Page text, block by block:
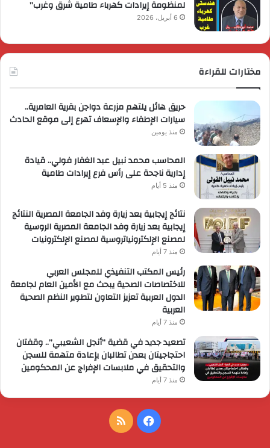
لمنظومة إيرادات كهرباء طامية شرق وغرب”
6 أبريل، 2026
مختارات للقراءة
حريق هائل يلتهم مزرعة دواجن بقرية العامرية..
سيارات الإطفاء والإسعاف تهرع إلى موقع الحادث
منذ يومين
المحاسب محمد نبيل عبد الغفار فولي.. قيادة
إدارية ناجحة على رأس فرع إيرادات طامية
منذ 5 أيام
نتائج إيجابية بعد زيارة وفد الجامعة المصرية النتائج
إيجابية بعد زيارة وفد الجامعة المصرية الروسية
لمصنع الإلكترونياتروسية لمصنع الإلكترونيات
منذ 7 أيام
رئيس المكتب التنفيذي للمجلس العربي
للاختصاصات الصحية يبحث مع الأمين العام لجامعة
الدول العربية تعزيز التعاون لتطوير النظم الصحية
العربية
منذ 7 أيام
تصعيد جديد في قضية “أنجل الشعيبي”.. وقفتان
احتجاجيتان بعدن تطالبان بإعادة متهمة للسجن
والتحقيق في ملابسات الإفراج عن المحكومين
منذ 7 أيام
فيسبوكملخص